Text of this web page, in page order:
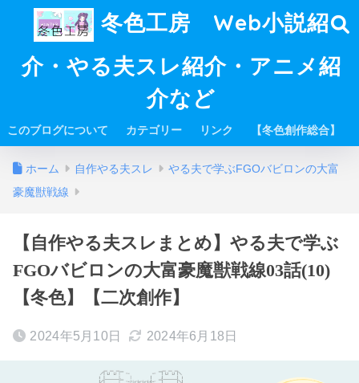
冬色工房 Web小説紹
介・やる夫スレ紹介・アニメ紹
介など
このブログについて カテゴリー リンク 【冬色創作総合】
ホーム 自作やる夫スレ
やる夫で学ぶFGOバビロンの大富
豪魔獣戦線
【自作やる夫スレまとめ】やる夫で学ぶ
FGOバビロンの大富豪魔獣戦線03話(10)
【冬色】【二次創作】
2024年5月10日 2024年6月18日